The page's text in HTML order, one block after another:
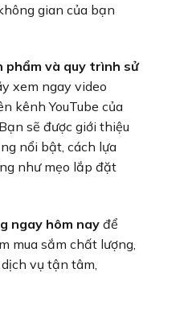
gian của bạn
phẩm và quy trình sử
xem ngay video
kênh YouTube của
sẽ được giới thiệu
nổi bật, cách lựa
như mẹo lắp đặt
ngay hôm nay để
mua sắm chất lượng,
vụ tận tâm,